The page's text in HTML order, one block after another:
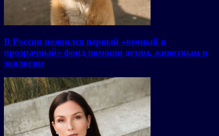
В России появился первый «вечный и
прозрачный» фонд помощи детям, животным и
экологии